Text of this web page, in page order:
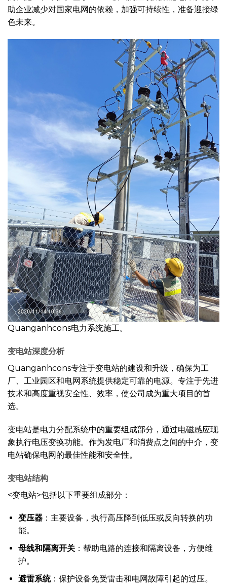
助企业减少对国家电网的依赖，加强可持续性，准备迎接绿
色未来。
Quanganhcons电力系统施工。
变电站深度分析
Quanganhcons专注于变电站的建设和升级，确保为工
厂、工业园区和电网系统提供稳定可靠的电源。专注于先进
技术和高度重视安全性、效率，使公司成为重大项目的首
选。
变电站是电力分配系统中的重要组成部分，通过电磁感应现
象执行电压变换功能。作为发电厂和消费点之间的中介，变
电站确保电网的最佳性能和安全性。
变电站结构
<变电站>包括以下重要组成部分：
变压器：主要设备，执行高压降到低压或反向转换的功
能。
母线和隔离开关：帮助电路的连接和隔离设备，方便维
护。
避雷系统：保护设备免受雷击和电网故障引起的过压。